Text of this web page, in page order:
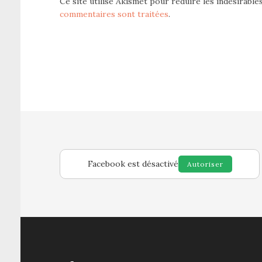
commentaires sont traitées.
Facebook est désactivé Autoriser